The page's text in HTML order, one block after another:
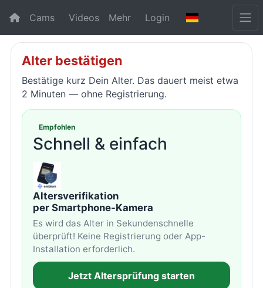
Cams Videos Mehr Login
Alter bestätigen
Bestätige kurz Dein Alter. Das dauert meist etwa
2 Minuten — ohne Registrierung.
Schnell & einfach
Empfohlen
Altersverifikation
per Smartphone-Kamera
Es wird das Alter in Sekundenschnelle
überprüft! Keine Registrierung oder App-
Installation erforderlich.
Jetzt Altersprüfung starten